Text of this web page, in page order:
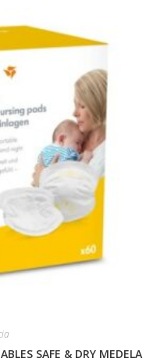
SAFE & DRY MEDELA